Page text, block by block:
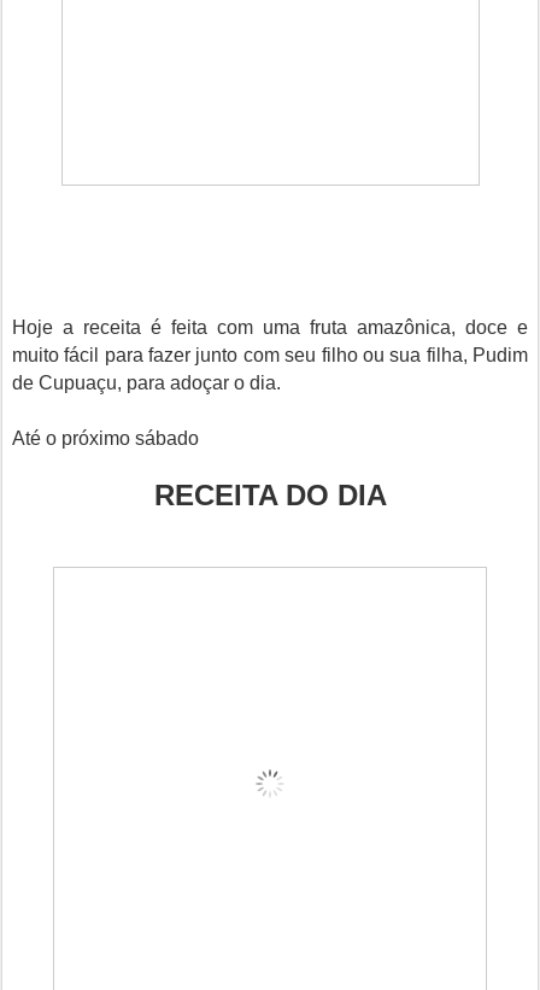
Hoje a receita é feita com uma fruta amazônica, doce e
muito fácil para fazer junto com seu filho ou sua filha, Pudim
de Cupuaçu, para adoçar o dia.
Até o próximo sábado
RECEITA DO DIA